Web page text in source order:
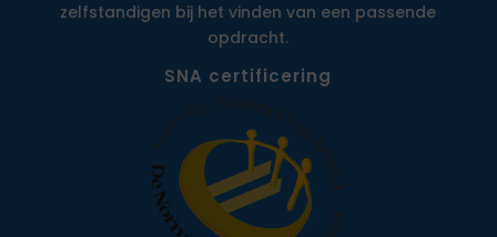
zelfstandigen bij het vinden van een passende
opdracht.
SNA certificering